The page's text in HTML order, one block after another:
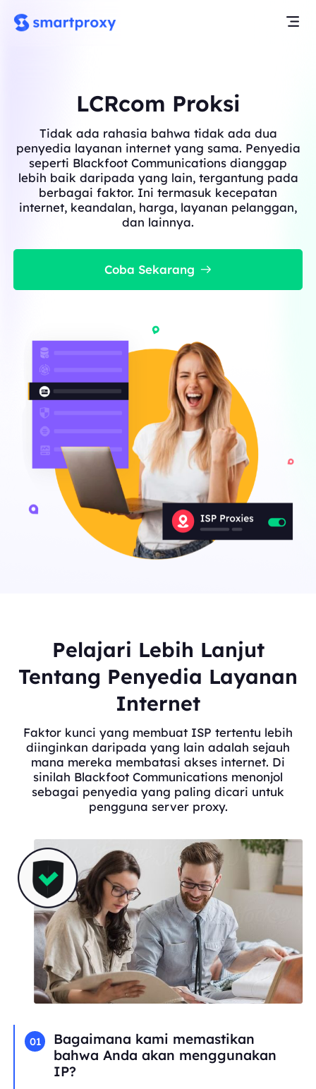
LCRcom Proksi
Tidak ada rahasia bahwa tidak ada dua
penyedia layanan internet yang sama. Penyedia
seperti Blackfoot Communications dianggap
lebih baik daripada yang lain, tergantung pada
berbagai faktor. Ini termasuk kecepatan
internet, keandalan, harga, layanan pelanggan,
dan lainnya.
Coba Sekarang
Pelajari Lebih Lanjut
Tentang Penyedia Layanan
Internet
Faktor kunci yang membuat ISP tertentu lebih
diinginkan daripada yang lain adalah sejauh
mana mereka membatasi akses internet. Di
sinilah Blackfoot Communications menonjol
sebagai penyedia yang paling dicari untuk
pengguna server proxy.
01
Bagaimana kami memastikan
bahwa Anda akan menggunakan
IP?